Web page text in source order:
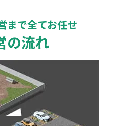
まで全てお任せ
の流れ